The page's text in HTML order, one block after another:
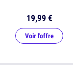
19,99 €
Voir l'offre